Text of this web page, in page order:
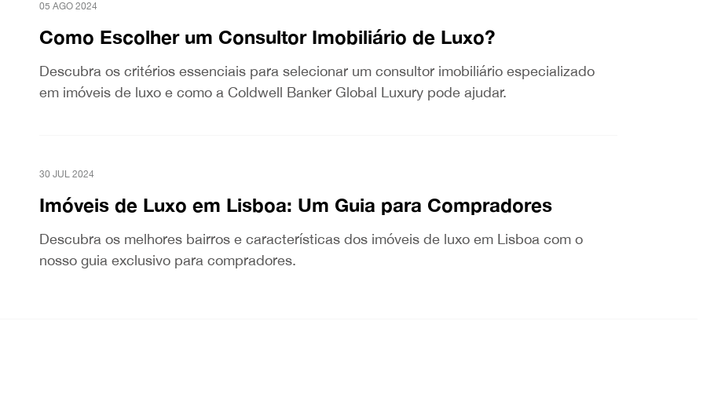
05 AGO 2024
Como Escolher um Consultor Imobiliário de Luxo?
Descubra os critérios essenciais para selecionar um consultor imobiliário especializado
em imóveis de luxo e como a Coldwell Banker Global Luxury pode ajudar.
30 JUL 2024
Imóveis de Luxo em Lisboa: Um Guia para Compradores
Descubra os melhores bairros e características dos imóveis de luxo em Lisboa com o
nosso guia exclusivo para compradores.